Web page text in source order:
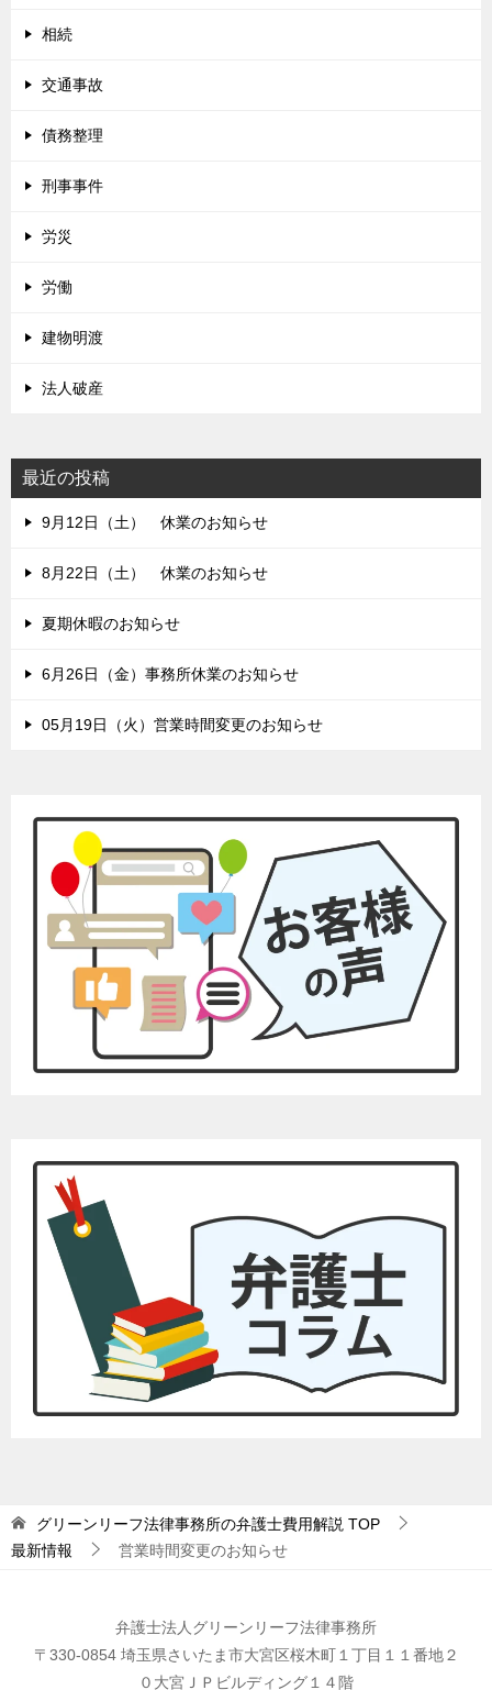
相続
交通事故
債務整理
刑事事件
労災
労働
建物明渡
法人破産
最近の投稿
9月12日（土） 休業のお知らせ
8月22日（土） 休業のお知らせ
夏期休暇のお知らせ
6月26日（金）事務所休業のお知らせ
05月19日（火）営業時間変更のお知らせ
グリーンリーフ法律事務所の弁護士費用解説 TOP
最新情報
営業時間変更のお知らせ
弁護士法人グリーンリーフ法律事務所
〒330-0854 埼玉県さいたま市大宮区桜木町１丁目１１番地２
０大宮ＪＰビルディング１４階